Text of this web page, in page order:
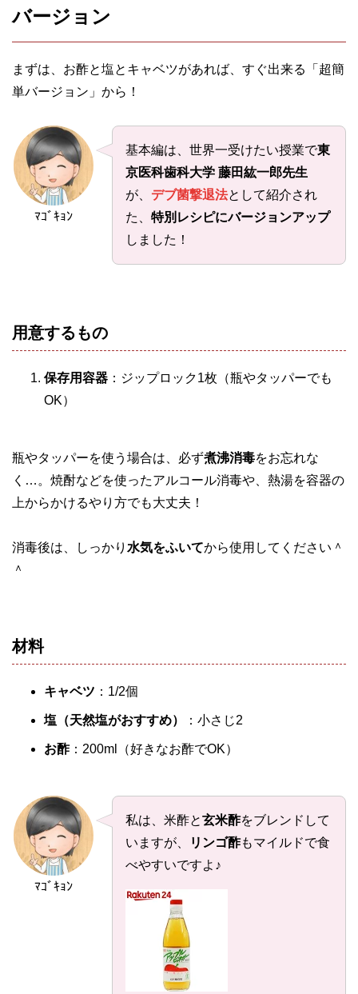
バージョン
まずは、お酢と塩とキャベツがあれば、すぐ出来る「超簡
単バージョン」から！
ﾏｺﾞｷｮﾝ
基本編は、世界一受けたい授業で東
京医科歯科大学 藤田紘一郎先生
が、 デブ菌撃退法として紹介され
た、特別レシピにバージョンアップ
しました！
用意するもの
保存用容器 ：ジップロック1枚（瓶やタッパーでも
OK）
瓶やタッパーを使う場合は、必ず煮沸消毒をお忘れな
く…。焼酎などを使ったアルコール消毒や、熱湯を容器の
上からかけるやり方でも大丈夫！
消毒後は、しっかり 水気をふいてから使用してください＾
＾
材料
キャベツ ：1/2個
塩（天然塩がおすすめ） ：小さじ2
お酢：200ml（好きなお酢でOK）
ﾏｺﾞｷｮﾝ
私は、米酢と玄米酢をブレンドして
いますが、
リンゴ酢もマイルドで食
べやすいですよ♪